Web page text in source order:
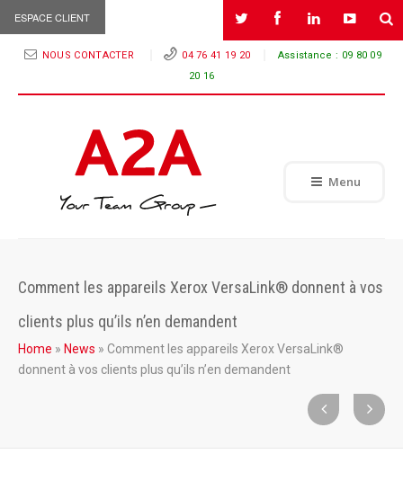
ESPACE CLIENT
NOUS CONTACTER 04 76 41 19 20 Assistance : 09 80 09
20 16
Menu
Comment les appareils Xerox VersaLink® donnent à vos
clients plus qu’ils n’en demandent
Home » News » Comment les appareils Xerox VersaLink®
donnent à vos clients plus qu’ils n’en demandent